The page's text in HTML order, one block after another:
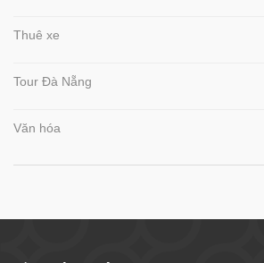
Thuê xe
Tour Đà Nẵng
Văn hóa